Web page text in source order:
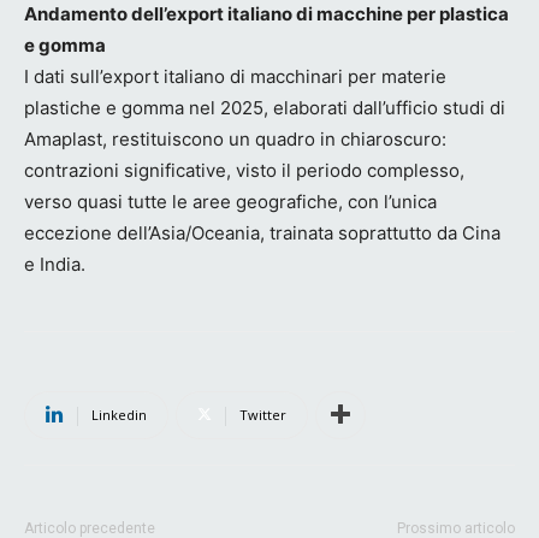
Andamento dell’export italiano di macchine per plastica
e gomma
I dati sull’export italiano di macchinari per materie
plastiche e gomma nel 2025, elaborati dall’ufficio studi di
Amaplast, restituiscono un quadro in chiaroscuro:
contrazioni significative, visto il periodo complesso,
verso quasi tutte le aree geografiche, con l’unica
eccezione dell’Asia/Oceania, trainata soprattutto da Cina
e India.
Linkedin Twitter
Articolo precedente Prossimo articolo